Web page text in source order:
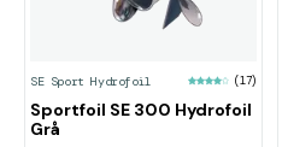
SE Sport Hydrofoil (17)
Sportfoil SE 300 Hydrofoil
Grå